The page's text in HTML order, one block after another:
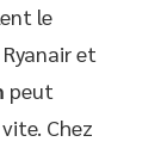
le
Ryanair et
peut
Chez